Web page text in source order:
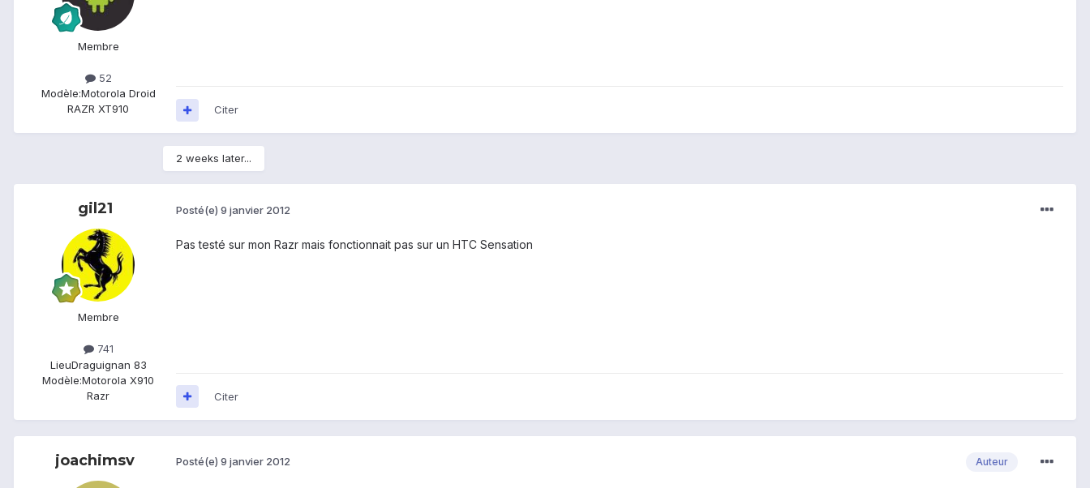
Membre
52
Modèle:Motorola Droid
RAZR XT910
Citer
2 weeks later...
gil21
Membre
741
LieuDraguignan 83
Modèle:Motorola X910
Razr
Posté(e) 9 janvier 2012
Pas testé sur mon Razr mais fonctionnait pas sur un HTC Sensation
Citer
joachimsv Auteur
Posté(e) 9 janvier 2012